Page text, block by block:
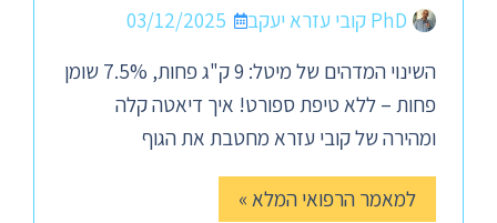
PhD קובי עזרא יעקב
03/12/2025
השינוי המדהים של מיטל: 9 ק"ג פחות, 7.5% שומן
פחות – ללא טיפת ספורט! איך דיאטה קלה
ומהירה של קובי עזרא מחטבת את הגוף
למאמר הרפואי המלא »